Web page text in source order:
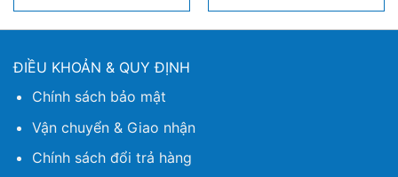
ĐIỀU KHOẢN & QUY ĐỊNH
Chính sách bảo mật
Vận chuyển & Giao nhận
Chính sách đổi trả hàng